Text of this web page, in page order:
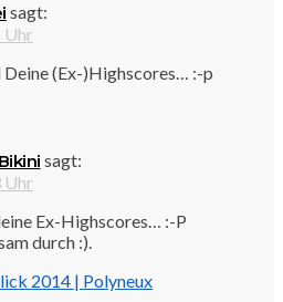
sagt:
Uhr
(Ex-)Highscores… :-p
sagt:
Uhr
Ex-Highscores… :-P
durch :).
2014 | Polyneux